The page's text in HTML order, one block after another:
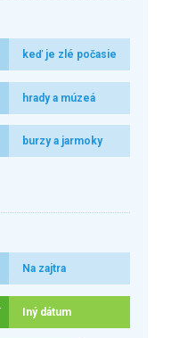
keď je zlé počasie
hrady a múzeá
burzy a jarmoky
Na zajtra
Iný dátum